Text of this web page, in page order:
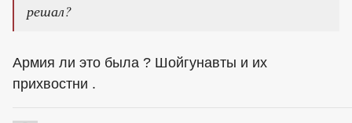
решал?
Армия ли это была ? Шойгунавты и их
прихвостни .